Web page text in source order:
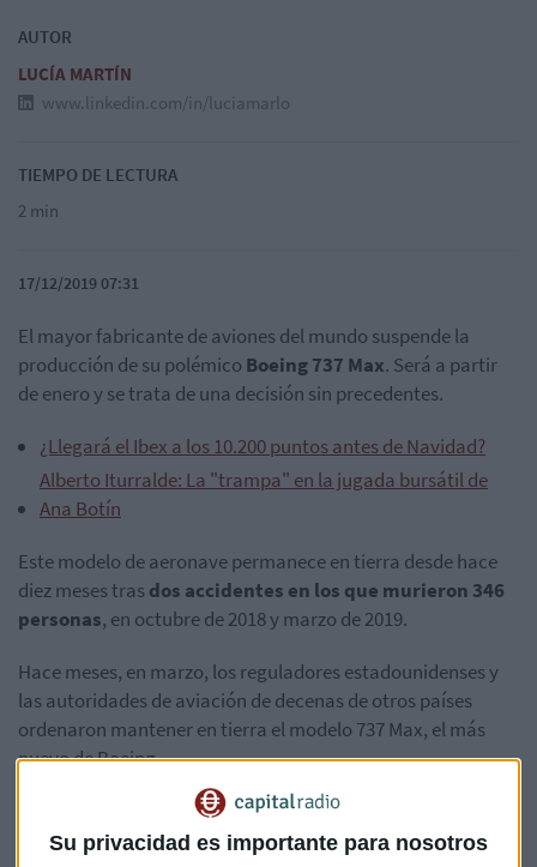
Su privacidad es importante para nosotros
AUTOR
LUCÍA MARTÍN
www.linkedin.com/in/luciamarlo
TIEMPO DE LECTURA
2 min
17/12/2019 07:31
El mayor fabricante de aviones del mundo suspende la
producción de su polémico Boeing 737 Max. Será a partir
de enero y se trata de una decisión sin precedentes.
¿Llegará el Ibex a los 10.200 puntos antes de Navidad?
Alberto Iturralde: La "trampa" en la jugada bursátil de
Ana Botín
Este modelo de aeronave permanece en tierra desde hace
diez meses trasdos accidentes en los que murieron 346
personas, en octubre de 2018 y marzo de 2019.
Hace meses, en marzo, los reguladores estadounidenses y
las autoridades de aviación de decenas de otros países
ordenaron mantener en tierra el modelo 737 Max, el más
nuevo de Boeing.
Un veto global que sigue pendiente de varios requisitos para
ser levantado.